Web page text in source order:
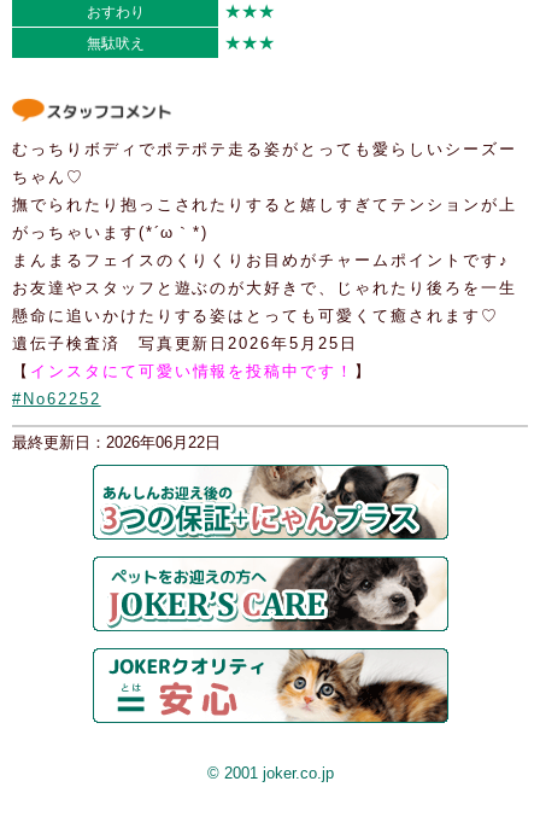
おすわり ★★★
無駄吠え ★★★
むっちりボディでポテポテ走る姿がとっても愛らしいシーズー
ちゃん♡
撫でられたり抱っこされたりすると嬉しすぎてテンションが上
がっちゃいます(*´ω｀*)
まんまるフェイスのくりくりお目めがチャームポイントです♪
お友達やスタッフと遊ぶのが大好きで、じゃれたり後ろを一生
懸命に追いかけたりする姿はとっても可愛くて癒されます♡
遺伝子検査済 写真更新日2026年5月25日
【 インスタにて可愛い情報を投稿中です！ 】
#No62252
最終更新日：2026年06月22日
© 2001 joker.co.jp